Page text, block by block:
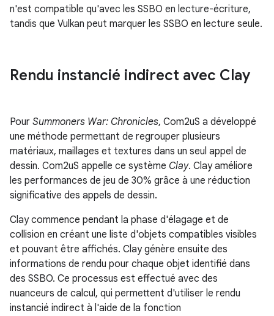
n'est compatible qu'avec les SSBO en lecture-écriture,
tandis que Vulkan peut marquer les SSBO en lecture seule.
Rendu instancié indirect avec Clay
Pour Summoners War: Chronicles, Com2uS a développé
une méthode permettant de regrouper plusieurs
matériaux, maillages et textures dans un seul appel de
dessin. Com2uS appelle ce système Clay. Clay améliore
les performances de jeu de 30% grâce à une réduction
significative des appels de dessin.
Clay commence pendant la phase d'élagage et de
collision en créant une liste d'objets compatibles visibles
et pouvant être affichés. Clay génère ensuite des
informations de rendu pour chaque objet identifié dans
des SSBO. Ce processus est effectué avec des
nuanceurs de calcul, qui permettent d'utiliser le rendu
instancié indirect à l'aide de la fonction